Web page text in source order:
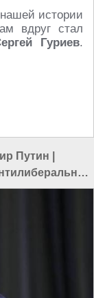
истории
вдруг стал
Гуриев.
Путин